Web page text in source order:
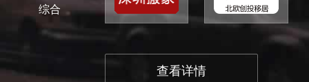
综合
查看详情